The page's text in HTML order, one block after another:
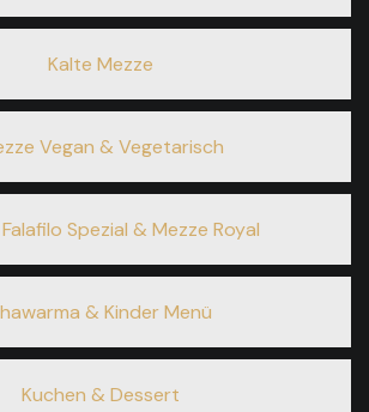
Kalte Mezze
Vegan & Vegetarisch
Spezial & Mezze Royal
& Kinder Menü
Kuchen & Dessert